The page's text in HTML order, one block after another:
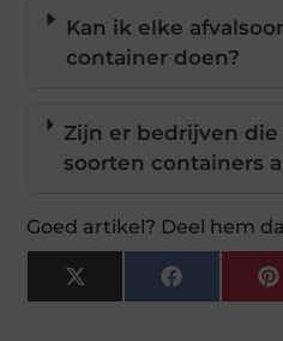
Kan ik elke
container doen?
Zijn er bedrijven
soorten containers
Goed artikel? Deel hem
X
(Twitter)
Facebook